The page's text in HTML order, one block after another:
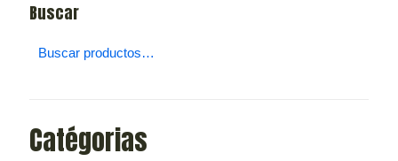
Buscar
Catégorias